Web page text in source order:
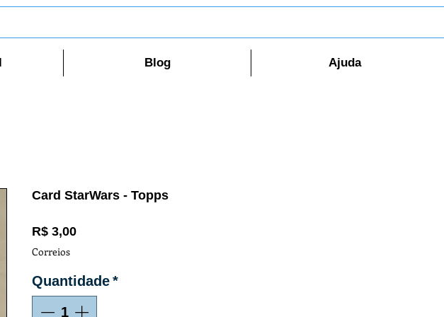
Blog Ajuda
Card StarWars - Topps
R$ 3,00Preço
Correios
Quantidade*